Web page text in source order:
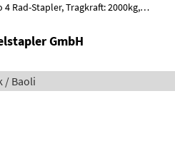
Tragkraft: 2000kg,
GmbH
/ Baoli